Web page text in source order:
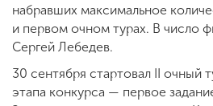
набравших максимальное
и первом очном турах. В число
Сергей Лебедев.
30 сентября стартовал II очный
этапа конкурса — первое